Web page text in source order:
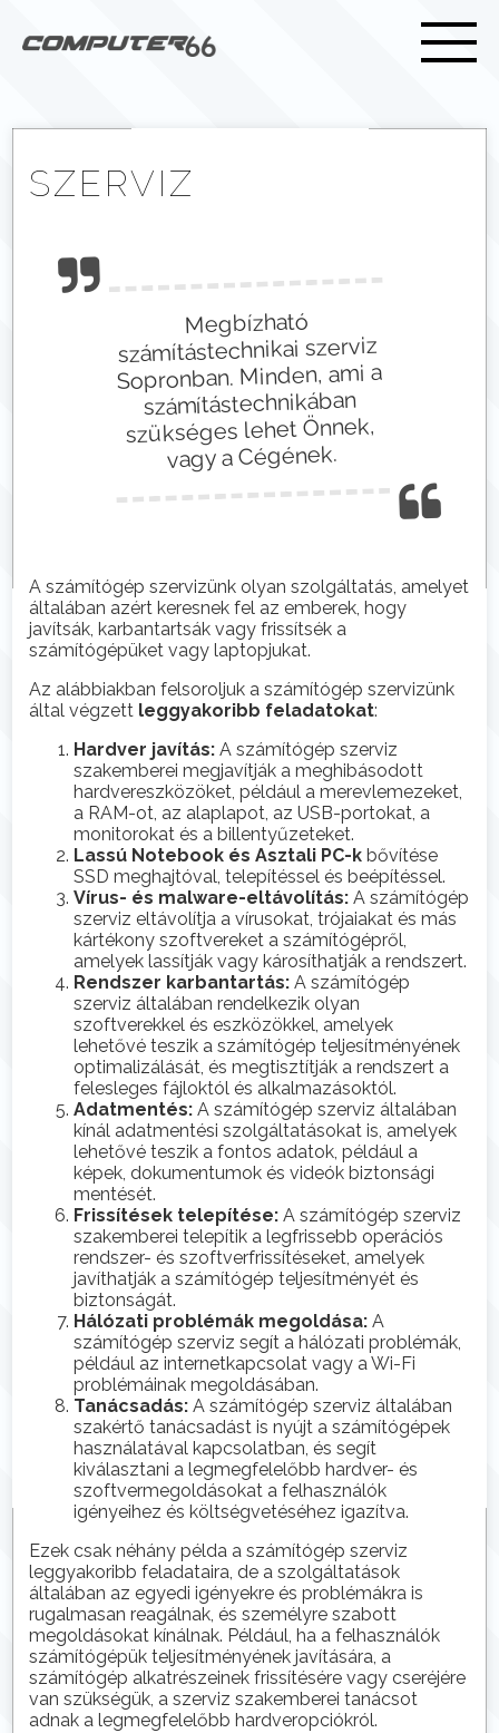
SZERVIZ
Megbízható
számítástechnikai szerviz
Sopronban. Minden, ami a
számítástechnikában
szükséges lehet Önnek,
vagy a Cégének.
A számítógép szervizünk olyan szolgáltatás, amelyet
általában azért keresnek fel az emberek, hogy
javítsák, karbantartsák vagy frissítsék a
számítógépüket vagy laptopjukat.
Az alábbiakban felsoroljuk a számítógép szervizünk
által végzett leggyakoribb feladatokat:
Hardver javítás: A számítógép szerviz
szakemberei megjavítják a meghibásodott
hardvereszközöket, például a merevlemezeket,
a RAM-ot, az alaplapot, az USB-portokat, a
monitorokat és a billentyűzeteket.
Lassú Notebook és Asztali PC-k bővítése
SSD meghajtóval, telepítéssel és beépítéssel.
Vírus- és malware-eltávolítás: A számítógép
szerviz eltávolítja a vírusokat, trójaiakat és más
kártékony szoftvereket a számítógépről,
amelyek lassítják vagy károsíthatják a rendszert.
Rendszer karbantartás: A számítógép
szerviz általában rendelkezik olyan
szoftverekkel és eszközökkel, amelyek
lehetővé teszik a számítógép teljesítményének
optimalizálását, és megtisztítják a rendszert a
felesleges fájloktól és alkalmazásoktól.
Adatmentés: A számítógép szerviz általában
kínál adatmentési szolgáltatásokat is, amelyek
lehetővé teszik a fontos adatok, például a
képek, dokumentumok és videók biztonsági
mentését.
Frissítések telepítése: A számítógép szerviz
szakemberei telepítik a legfrissebb operációs
rendszer- és szoftverfrissítéseket, amelyek
javíthatják a számítógép teljesítményét és
biztonságát.
Hálózati problémák megoldása: A
számítógép szerviz segít a hálózati problémák,
például az internetkapcsolat vagy a Wi-Fi
problémáinak megoldásában.
Tanácsadás: A számítógép szerviz általában
szakértő tanácsadást is nyújt a számítógépek
használatával kapcsolatban, és segít
kiválasztani a legmegfelelőbb hardver- és
szoftvermegoldásokat a felhasználók
igényeihez és költségvetéséhez igazítva.
Ezek csak néhány példa a számítógép szerviz
leggyakoribb feladataira, de a szolgáltatások
általában az egyedi igényekre és problémákra is
rugalmasan reagálnak, és személyre szabott
megoldásokat kínálnak. Például, ha a felhasználók
számítógépük teljesítményének javítására, a
számítógép alkatrészeinek frissítésére vagy cseréjére
van szükségük, a szerviz szakemberei tanácsot
adnak a legmegfelelőbb hardveropciókról.